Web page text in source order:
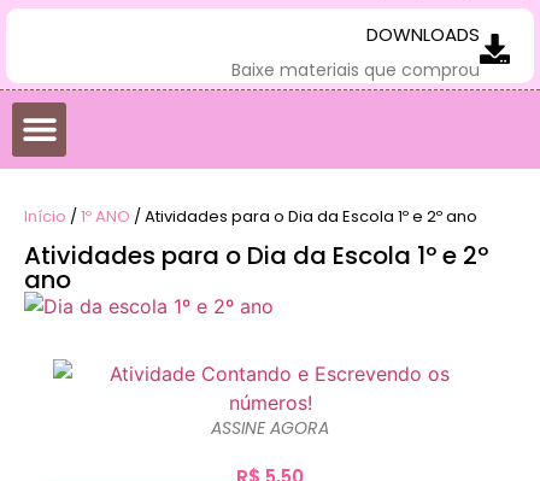
DOWNLOADS
Baixe materiais que comprou
Início /1º ANO / Atividades para o Dia da Escola 1º e 2º ano
Atividades para o Dia da Escola 1º e 2º
ano
ASSINE AGORA